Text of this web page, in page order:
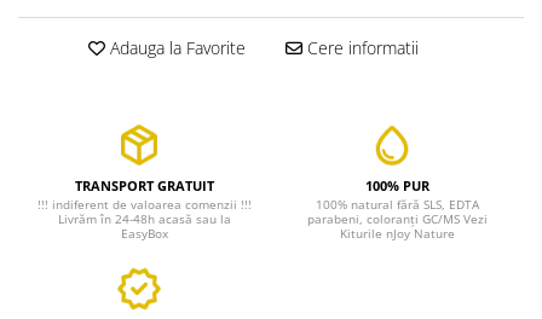
Adauga la Favorite Cere informatii
TRANSPORT GRATUIT
!!! indiferent de valoarea comenzii !!!
Livrăm în 24-48h acasă sau la
EasyBox
100% PUR
100% natural fără SLS, EDTA
parabeni, coloranți GC/MS Vezi
Kiturile nJoy Nature